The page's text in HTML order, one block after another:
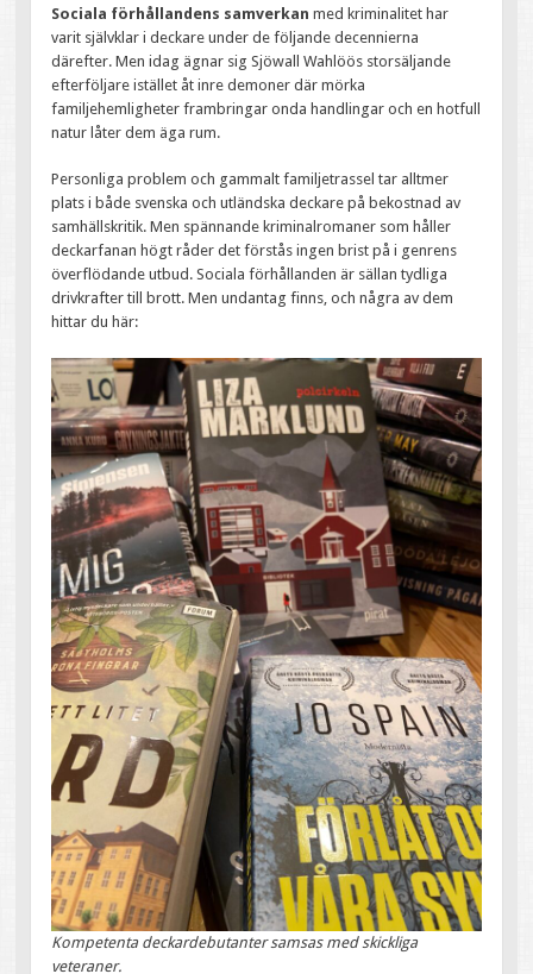
Sociala förhållandens samverkan med kriminalitet har
varit självklar i deckare under de följande decennierna
därefter. Men idag ägnar sig Sjöwall Wahlöös storsäljande
efterföljare istället åt inre demoner där mörka
familjehemligheter frambringar onda handlingar och en hotfull
natur låter dem äga rum.
Personliga problem och gammalt familjetrassel tar alltmer
plats i både svenska och utländska deckare på bekostnad av
samhällskritik. Men spännande kriminalromaner som håller
deckarfanan högt råder det förstås ingen brist på i genrens
överflödande utbud. Sociala förhållanden är sällan tydliga
drivkrafter till brott. Men undantag finns, och några av dem
hittar du här:
Kompetenta deckardebutanter samsas med skickliga
veteraner.